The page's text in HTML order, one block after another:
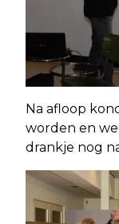
Na afloop
worden en
drankje nog